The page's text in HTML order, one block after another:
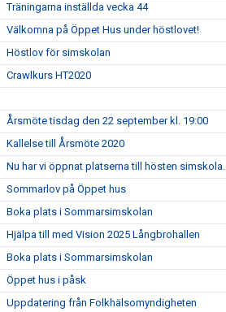
Träningarna inställda vecka 44
Välkomna på Öppet Hus under höstlovet!
Höstlov för simskolan
Crawlkurs HT2020
Årsmöte tisdag den 22 september kl. 19:00
Kallelse till Årsmöte 2020
Nu har vi öppnat platserna till hösten simskola.
Sommarlov på Öppet hus
Boka plats i Sommarsimskolan
Hjälpa till med Vision 2025 Långbrohallen
Boka plats i Sommarsimskolan
Öppet hus i påsk
Uppdatering från Folkhälsomyndigheten